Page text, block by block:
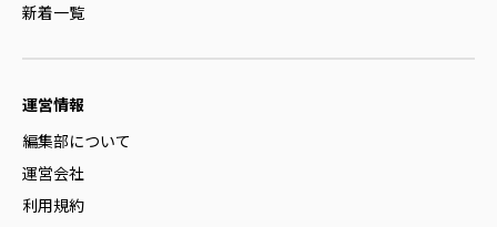
新着一覧
運営情報
編集部について
運営会社
利用規約